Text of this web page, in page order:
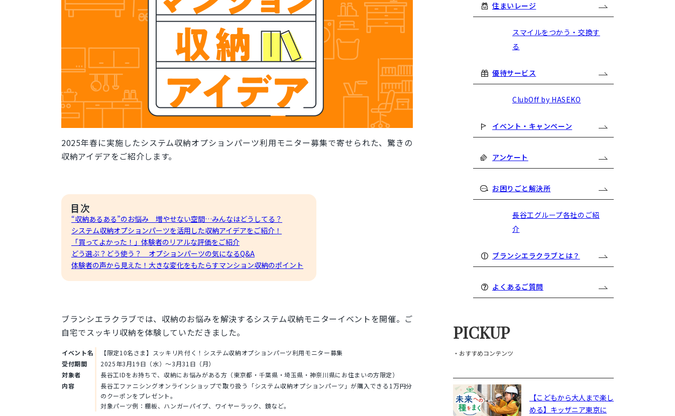
2025年春に実施したシステム収納オプションパーツ利用モニター募集で寄せられた、驚きの
収納アイデアをご紹介します。
“収納あるある”のお悩み 増やせない空間…みんなはどうしてる？
システム収納オプションパーツを活用した収納アイデアをご紹介！
「買ってよかった！」 体験者のリアルな評価をご紹介
どう選ぶ？どう使う？ オプションパーツの気になるQ&A
体験者の声から見えた！ 大きな変化をもたらすマンション収納のポイント
ブランシエラクラブでは、収納のお悩みを解決するシステム収納モニターイベントを開催。ご
自宅でスッキリ収納を体験していただきました。
イベント名
【限定10名さま】スッキリ片付く！システム収納オプションパーツ利用モニター募集
受付期間
2025年3月19日（水）～3月31日（月）
対象者
長谷工IDをお持ちで、収納にお悩みがある方（東京都・千葉県・埼玉県・神奈川県にお住まいの方限定）
内容
長谷工ファニシングオンラインショップで取り扱う「システム収納オプションパーツ」が購入できる1万円分
のクーポンをプレゼント。
対象パーツ例：棚板、ハンガーパイプ、ワイヤーラック、鏡など。
住まいレージ
スマイルをつかう・交換す
る
優待サービス
ClubOff by HASEKO
イベント・キャンペーン
アンケート
お困りごと解決所
長谷工グループ各社のご紹
介
ブランシエラクラブとは？
よくあるご質問
PICKUP
・おすすめコンテンツ
【こどもから大人まで楽し
める】キッザニア東京に